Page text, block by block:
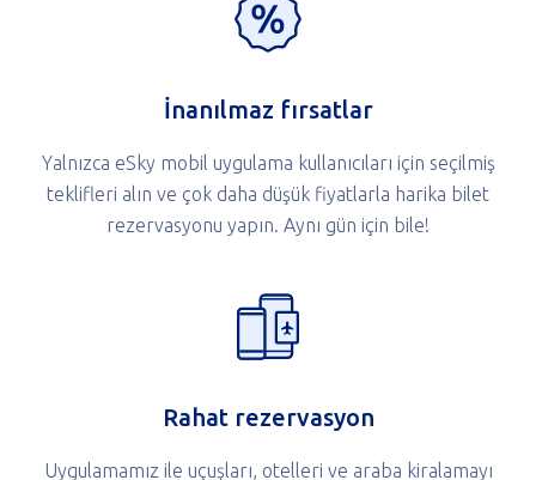
İnanılmaz fırsatlar
Yalnızca eSky mobil uygulama kullanıcıları için seçilmiş
teklifleri alın ve çok daha düşük fiyatlarla harika bilet
rezervasyonu yapın. Aynı gün için bile!
Rahat rezervasyon
Uygulamamız ile uçuşları, otelleri ve araba kiralamayı